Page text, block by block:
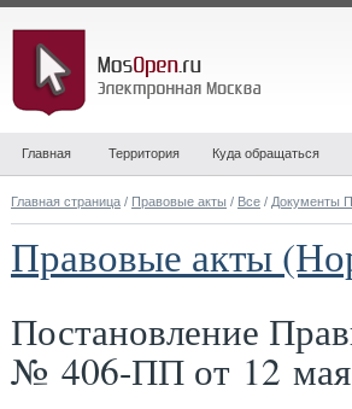
Главная Территория Куда обращаться
Главная страница / Правовые акты / Все / Документы
Правовые акты
Постановление
№ 406-ПП от 12 мая